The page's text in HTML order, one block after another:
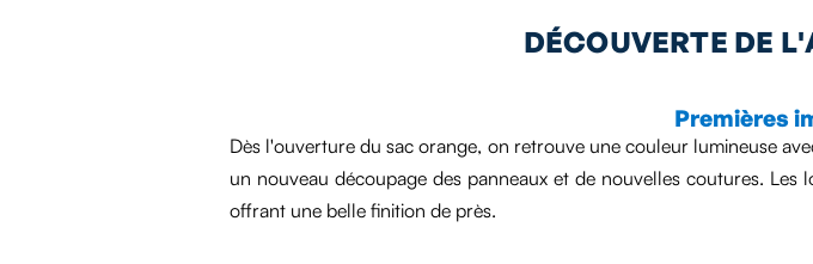
DÉCOUVERTE DE
Premières
Dès l'ouverture du sac orange, on retrouve une couleur lumineuse
un nouveau découpage des panneaux et de nouvelles coutures.
offrant une belle finition de près.